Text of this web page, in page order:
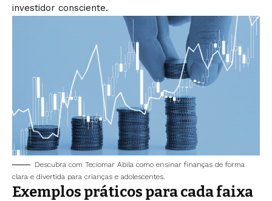
investidor consciente.
Descubra com Teciomar Abila como ensinar finanças de forma
clara e divertida para crianças e adolescentes.
Exemplos práticos para cada faixa